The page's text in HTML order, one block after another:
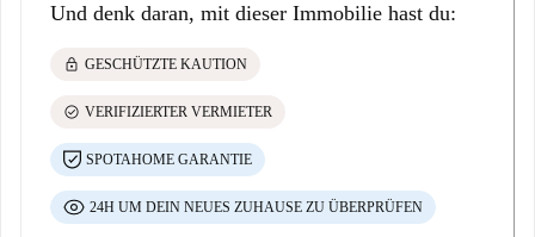
Und denk daran, mit dieser Immobilie hast du:
lock GESCHÜTZTE KAUTION
check_circle VERIFIZIERTER VERMIETER
SPOTAHOME GARANTIE
24H UM DEIN NEUES ZUHAUSE ZU ÜBERPRÜFEN